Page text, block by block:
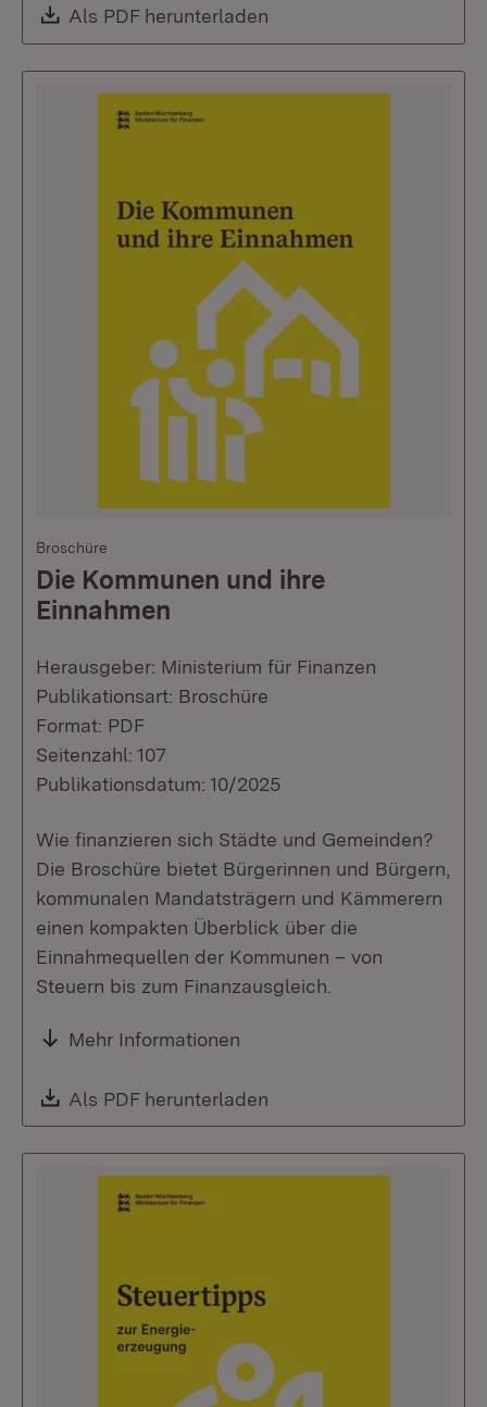
Download:
Als PDF herunterladen
Broschüre
Die Kommunen und ihre
Einnahmen
Herausgeber: Ministerium für Finanzen
Publikationsart: Broschüre
Format: PDF
Seitenzahl: 107
Publikationsdatum: 10/2025
Wie finanzieren sich Städte und Gemeinden?
Die Broschüre bietet Bürgerinnen und Bürgern,
kommunalen Mandatsträgern und Kämmerern
einen kompakten Überblick über die
Einnahmequellen der Kommunen – von
Steuern bis zum Finanzausgleich.
Mehr Informationen
Download:
Als PDF herunterladen